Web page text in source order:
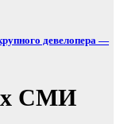
девелопера —